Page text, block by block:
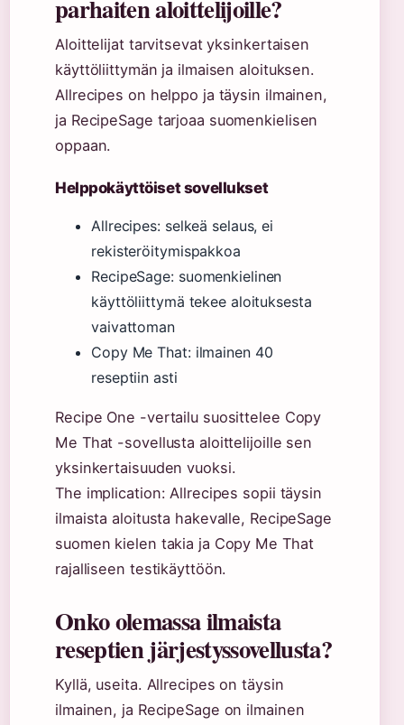
parhaiten aloittelijoille?
Aloittelijat tarvitsevat yksinkertaisen
käyttöliittymän ja ilmaisen aloituksen.
Allrecipes on helppo ja täysin ilmainen,
ja RecipeSage tarjoaa suomenkielisen
oppaan.
Helppokäyttöiset sovellukset
Allrecipes: selkeä selaus, ei
rekisteröitymispakkoa
RecipeSage: suomenkielinen
käyttöliittymä tekee aloituksesta
vaivattoman
Copy Me That: ilmainen 40
reseptiin asti
Recipe One -vertailu suosittelee Copy
Me That -sovellusta aloittelijoille sen
yksinkertaisuuden vuoksi.
The implication: Allrecipes sopii täysin
ilmaista aloitusta hakevalle, RecipeSage
suomen kielen takia ja Copy Me That
rajalliseen testikäyttöön.
Onko olemassa ilmaista
reseptien järjestyssovellusta?
Kyllä, useita. Allrecipes on täysin
ilmainen, ja RecipeSage on ilmainen